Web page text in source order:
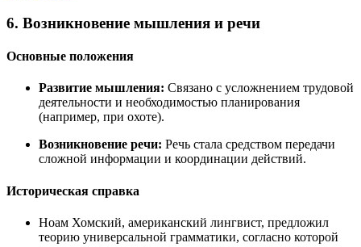
6. Возникновение мышления и речи
Основные положения
Развитие мышления: Связано с усложнением трудовой
деятельности и необходимостью планирования
(например, при охоте).
Возникновение речи: Речь стала средством передачи
сложной информации и координации действий.
Историческая справка
Ноам Хомский, американский лингвист, предложил
теорию универсальной грамматики, согласно которой